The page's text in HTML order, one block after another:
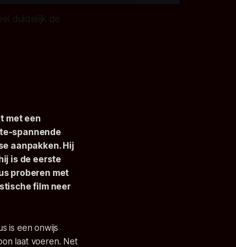
duidelijk de
met een
spannende
aanpakken. Hij
is de eerste
proberen met
film neer
is een onwijs
laat voeren. Net